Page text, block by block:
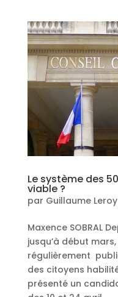
Le système des
viable ?
par Guillaume Leroy
Maxence SOBRAL
jusqu’à début
régulièrement
des citoyens
présenté un